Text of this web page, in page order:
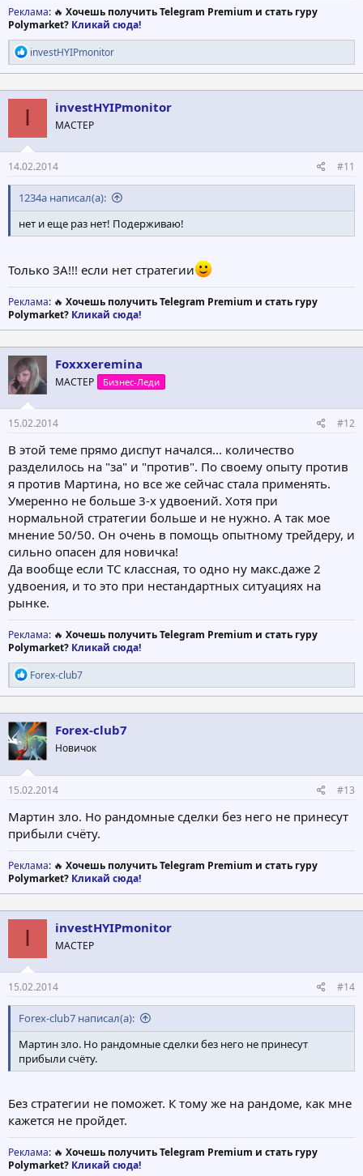
Реклама: 🔥 Хочешь получить Telegram Premium и стать гуру
Polymarket? Кликай сюда!
Р
е
а
к
ц
:
investHYIPmonitor
I investHYIPmonitor
МАСТЕР
14.02.2014 #11
1234a написал(а):
нет и еще раз нет! Подерживаю!
Только ЗА!!! если нет стратегии
Реклама: 🔥 Хочешь получить Telegram Premium и стать гуру
Polymarket? Кликай сюда!
Foxxxeremina
МАСТЕР Бизнес-Леди
15.02.2014 #12
В этой теме прямо диспут начался... количество
разделилось на "за" и "против". По своему опыту против
я против Мартина, но все же сейчас стала применять.
Умеренно не больше 3-х удвоений. Хотя при
нормальной стратегии больше и не нужно. А так мое
мнение 50/50. Он очень в помощь опытному трейдеру, и
сильно опасен для новичка!
Да вообще если ТС классная, то одно ну макс.даже 2
удвоения, и то это при нестандартных ситуациях на
рынке.
Реклама: 🔥 Хочешь получить Telegram Premium и стать гуру
Polymarket? Кликай сюда!
Р
е
а
к
ц
и
и
:
Forex-club7
Forex-club7
Новичок
15.02.2014 #13
Мартин зло. Но рандомные сделки без него не принесут
прибыли счёту.
Реклама: 🔥 Хочешь получить Telegram Premium и стать гуру
Polymarket? Кликай сюда!
I investHYIPmonitor
МАСТЕР
15.02.2014 #14
Forex-club7 написал(а):
Мартин зло. Но рандомные сделки без него не принесут
прибыли счёту.
Без стратегии не поможет. К тому же на рандоме, как мне
кажется не пройдет.
Реклама: 🔥 Хочешь получить Telegram Premium и стать гуру
Polymarket? Кликай сюда!